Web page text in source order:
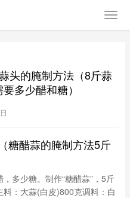
头的腌制方法（8斤蒜
多少醋和糖）
糖醋蒜的腌制方法5斤
多少糖。制作“糖醋蒜”，5斤
：大蒜(白皮)800克调料：白